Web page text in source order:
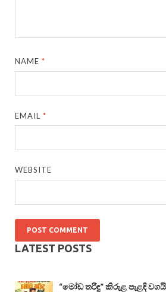
NAME*
EMAIL*
WEBSITE
LATEST POSTS
“මෝඩ තරිඳු” කිරුළ පැළඳි